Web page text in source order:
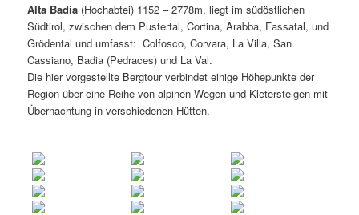
Alta Badia (Hochabtei) 1152 –2778m, liegt im südöstlichen
Südtirol, zwischen dem Pustertal, Cortina, Arabba, Fassatal, und
Grödental und umfasst:Colfosco, Corvara, La Villa, San
Cassiano, Badia (Pedraces) und La Val.
Die hier vorgestellte Bergtour verbindet einige Höhepunkte der
Region über eine Reihe von alpinen Wegen und Kletersteigen mit
Übernachtung in verschiedenen Hütten.